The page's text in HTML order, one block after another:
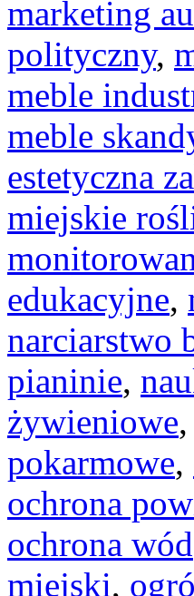
marketing
polityczny,
meble
meble
estetyczna
miejskie
edukacyjne,
narciarstwo
pianinie,
żywieniowe,
pokarmowe,
ochrona
ochrona wód
miejski,